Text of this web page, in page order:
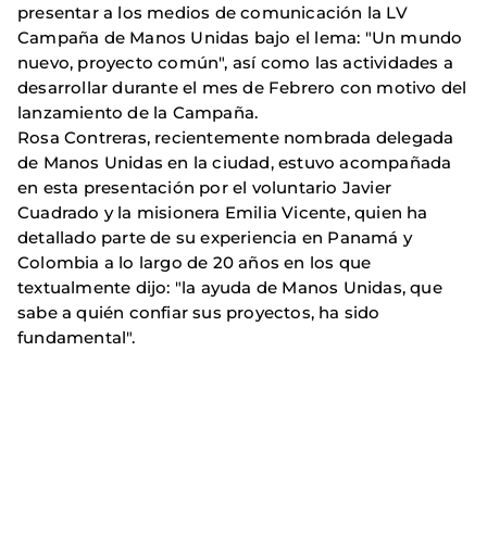
presentar a los medios de comunicación la LV
Campaña de Manos Unidas bajo el lema: "Un mundo
nuevo, proyecto común", así como las actividades a
desarrollar durante el mes de Febrero con motivo del
lanzamiento de la Campaña.
Rosa Contreras, recientemente nombrada delegada
de Manos Unidas en la ciudad, estuvo acompañada
en esta presentación por el voluntario Javier
Cuadrado y la misionera Emilia Vicente, quien ha
detallado parte de su experiencia en Panamá y
Colombia a lo largo de 20 años en los que
textualmente dijo: "la ayuda de Manos Unidas, que
sabe a quién confiar sus proyectos, ha sido
fundamental".